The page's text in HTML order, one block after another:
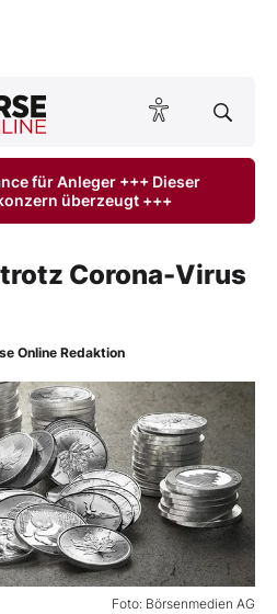
BÖRSE ONLINE lesen
für Anleger +++ Dieser
überzeugt +++
Corona-Virus
Online Redaktion
Foto: Börsenmedien AG